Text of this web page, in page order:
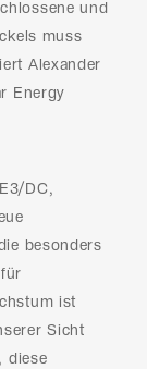
und
muss
Alexander
Energy
DC,
besonders
ist
Sicht
diese